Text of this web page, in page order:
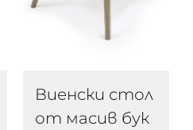
Виенски стол
от масив бук